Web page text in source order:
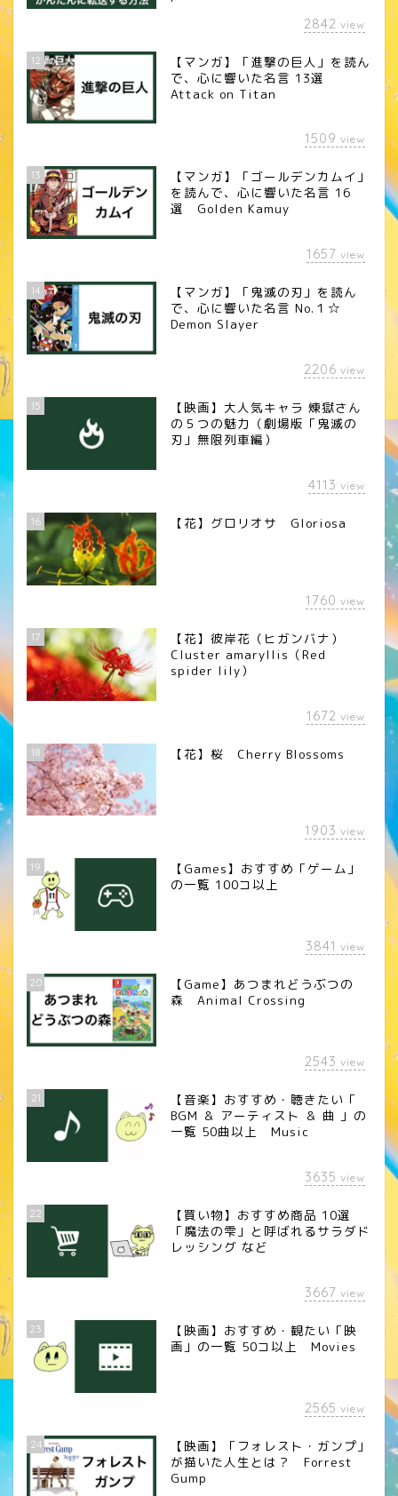
2842 view
12
【マンガ】「進撃の巨人」を読ん
で、心に響いた名言 13選
Attack on Titan
1509 view
13
【マンガ】「ゴールデンカムイ」
を読んで、心に響いた名言 16
選 Golden Kamuy
1657 view
14
【マンガ】「鬼滅の刃」を読ん
で、心に響いた名言 No.１☆
Demon Slayer
2206 view
15
【映画】大人気キャラ 煉󠄁獄さん
の５つの魅力（劇場版「鬼滅の
刃」無限列車編）
4113 view
16 【花】グロリオサ Gloriosa
1760 view
17
【花】彼岸花（ヒガンバナ）
Cluster amaryllis（Red
spider lily）
1672 view
18 【花】桜 Cherry Blossoms
1903 view
19
【Games】おすすめ「ゲーム」
の一覧 100コ以上
3841 view
20
【Game】あつまれどうぶつの
森 Animal Crossing
2543 view
21
【音楽】おすすめ・聴きたい「
BGM ＆ アーティスト ＆ 曲 」の
一覧 50曲以上 Music
3635 view
22
【買い物】おすすめ商品 10選
「魔法の雫」と呼ばれるサラダド
レッシング など
3667 view
23
【映画】おすすめ・観たい「映
画」の一覧 50コ以上 Movies
2565 view
24
【映画】「フォレスト・ガンプ」
が描いた人生とは？ Forrest
Gump